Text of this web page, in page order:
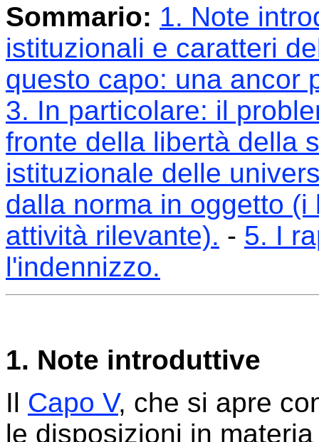
Sommario: 1. Note
istituzionali e caratteri
questo capo: una ancor
3. In particolare: il
fronte della libertà della
istituzionale delle
dalla norma in oggetto
attività rilevante). - 5. I
l'indennizzo.
1. Note introduttive
Il Capo V, che si apre
le disposizioni in